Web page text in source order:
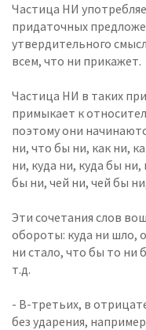
Частица НИ
придаточных
утвердительного
всем, что ни прикажет.
Частица НИ в таких
примыкает к
поэтому они
ни, что бы ни, как ни,
ни, куда ни, куда бы ни,
бы ни, чей ни, чей бы
Эти сочетания слов
обороты: куда ни шло,
ни стало, что бы то ни
т.д.
- В-третьих, в
без ударения,